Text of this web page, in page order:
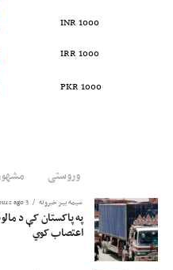
1000 INR
1000 IRR
1000 PKR
وروستی
سیمه ییز خبرونه 3 hours ago
په پاکستان کې د
اعتصاب کوي